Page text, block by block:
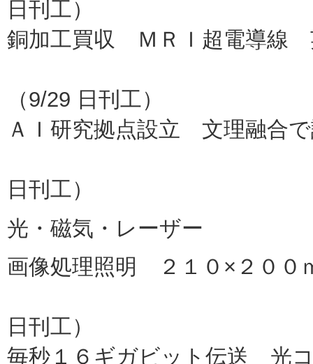
日刊工）
銅加工買収 ＭＲＩ超電導線
（9/29 日刊工）
ＡＩ研究拠点設立 文理融合
日刊工）
光・磁気・レーザー
画像処理照明 ２１０×２００
日刊工）
毎秒１６ギガビット伝送 光